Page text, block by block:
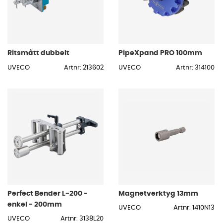
Ritsmått dubbelt
UVECO Artnr: 213602
PipeXpand PRO 100mm
UVECO Artnr: 314100
Perfect Bender L-200 -
enkel - 200mm
UVECO Artnr: 3138L20
Magnetverktyg 13mm
UVECO Artnr: 1410N13